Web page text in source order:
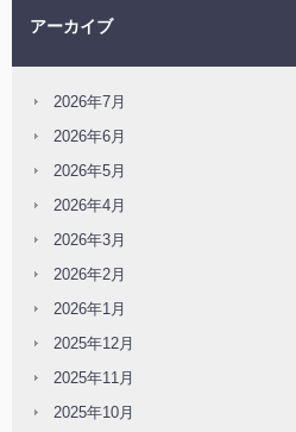
アーカイブ
2026年7月
2026年6月
2026年5月
2026年4月
2026年3月
2026年2月
2026年1月
2025年12月
2025年11月
2025年10月